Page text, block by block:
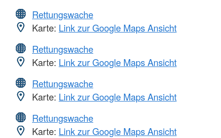
Rettungswache
Karte: Link zur Google Maps Ansicht
Rettungswache
Karte: Link zur Google Maps Ansicht
Rettungswache
Karte: Link zur Google Maps Ansicht
Rettungswache
Karte: Link zur Google Maps Ansicht